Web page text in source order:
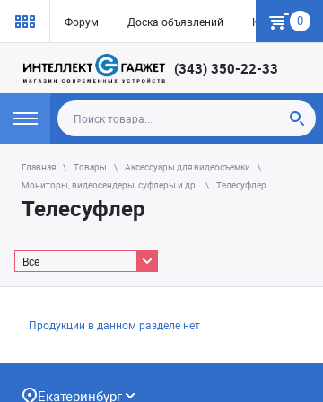
Форум Доска объявлений Как купить
0
(343) 350-22-33
Главная Товары
Аксессуары для видеосъемки
Мониторы, видеосендеры, суфлеры и др.
Телесуфлер
Телесуфлер
Все
Продукции в данном разделе нет
Екатеринбург